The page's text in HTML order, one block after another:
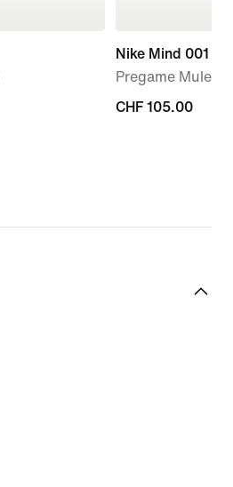
Nike Mind 001
Pregame Mule
CHF 105.00
CHF 105.00